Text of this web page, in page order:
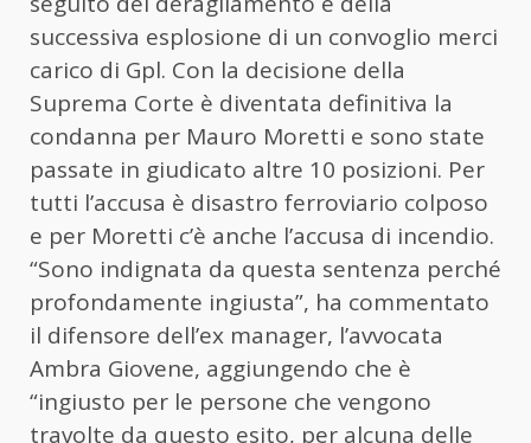
successiva esplosione di un convoglio merci
carico di Gpl. Con la decisione della
Suprema Corte è diventata definitiva la
condanna per Mauro Moretti e sono state
passate in giudicato altre 10 posizioni. Per
tutti l’accusa è disastro ferroviario colposo
e per Moretti c’è anche l’accusa di incendio.
“Sono indignata da questa sentenza perché
profondamente ingiusta”, ha commentato
il difensore dell’ex manager, l’avvocata
Ambra Giovene, aggiungendo che è
“ingiusto per le persone che vengono
travolte da questo esito, per alcuna delle